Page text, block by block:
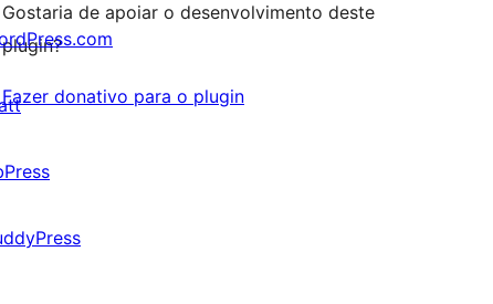
Gostaria de apoiar o desenvolvimento deste
plugin?
Fazer donativo para o plugin